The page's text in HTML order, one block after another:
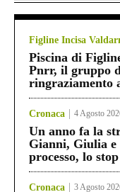
Figline Incisa
Piscina di
Pnrr, il gruppo
ringraziamento
Cronaca 4 Agosto
Un anno fa la
Gianni, Giulia
processo, lo
Cronaca 3 Agosto